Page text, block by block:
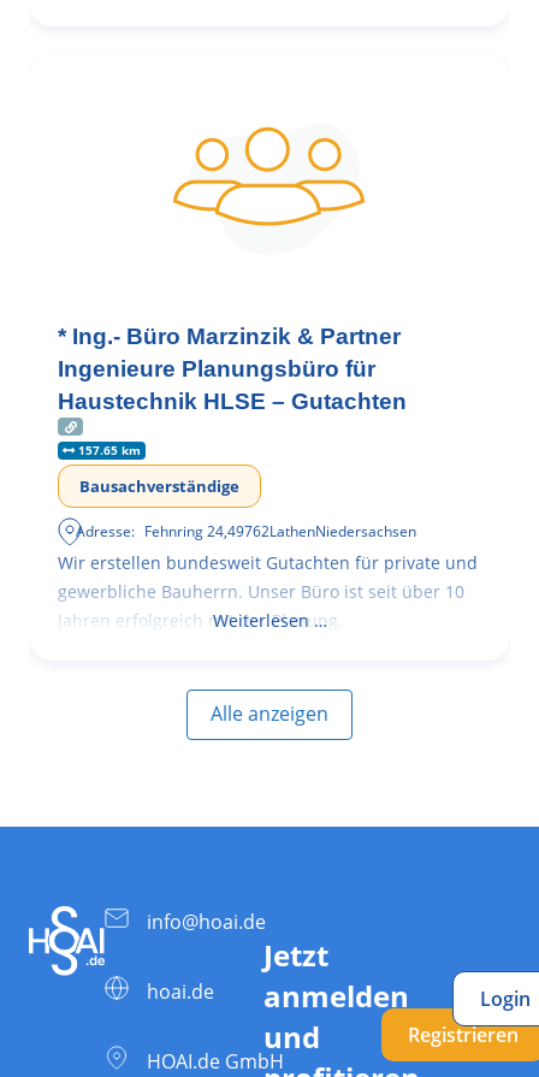
* Ing.- Büro Marzinzik & Partner
Ingenieure Planungsbüro für
Haustechnik HLSE – Gutachten
157.65 km
Bausachverständige
Adresse: Fehnring 24,49762LathenNiedersachsen
Wir erstellen bundesweit Gutachten für private und
gewerbliche Bauherrn. Unser Büro ist seit über 10
Jahren erfolgreich mit der Planung,
Weiterlesen …
Alle anzeigen
info@hoai.de
hoai.de
HOAI.de GmbH
Jetzt
anmelden
und
Registrieren
Login